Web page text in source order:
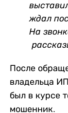
ждал
На
После
владельца
был в курсе
мошенник.